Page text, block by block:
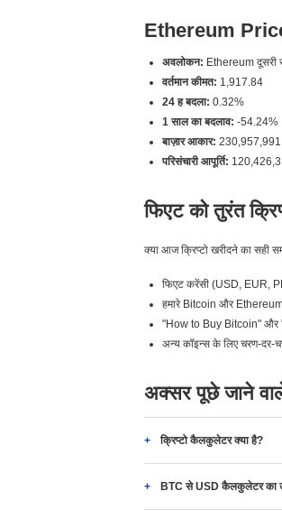
Ethereum
अवलोकन: Ethereum दूसरी
वर्तमान कीमत: 1,917.84
24 ह बदला: 0.32%
1 साल का बदलाव: -54.24%
बाज़ार आकार:
परिसंचारी आपूर्ति:
फिएट को तुरंत
क्या आज क्रिप्टो खरीदने का
फिएट करेंसी (USD, EUR,
हमारे Bitcoin और
"How to Buy Bitcoin" और
अन्य कॉइन्स के लिए चरण-दर-
अक्सर पूछे जाने
क्रिप्टो कैलकुलेटर क्या है?
BTC से USD कैलकुलेटर का